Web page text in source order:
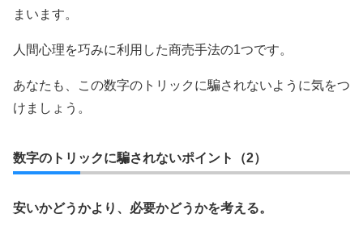
まいます。
人間心理を巧みに利用した商売手法の1つです。
あなたも、この数字のトリックに騙されないように気をつ
けましょう。
数字のトリックに騙されないポイント（2）
安いかどうかより、必要かどうかを考える。